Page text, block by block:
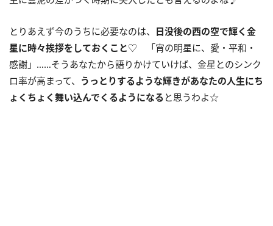
とりあえず今のうちに必要なのは、 日没後の西の空で輝く金
星に時々挨拶をしておくこと♡ 「宵の明星に、愛・平和・
感謝」……そうあなたから語りかけていけば、金星とのシンク
ロ率が高まって、 うっとりするような輝きがあなたの人生にち
ょくちょく舞い込んでくるようになる と思うわよ☆